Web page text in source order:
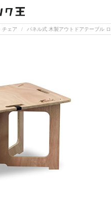
チェア パネル式 木製アウトドアテーブル